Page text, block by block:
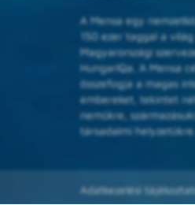
A Mensa egy
150 ezer taggal a világ
Magyarországi
HungarIQa. A Mensa
összefogja a magas
embereket, tekintet
nemükre,
társadalmi helyzetükre.
Adatkezelési